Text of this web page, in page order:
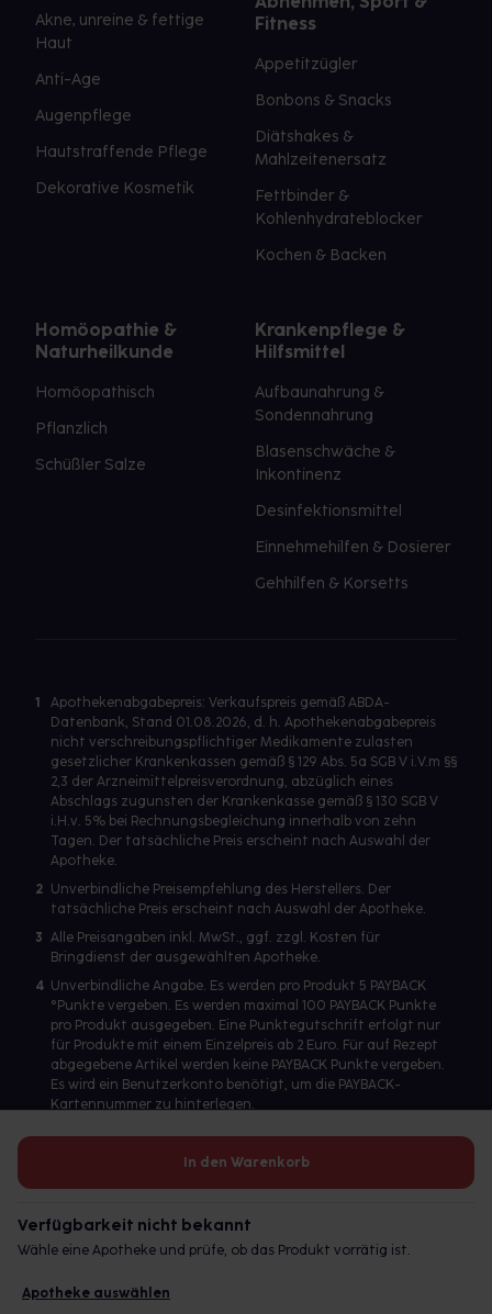
In den Warenkorb
Verfügbarkeit nicht bekannt
Wähle eine Apotheke und prüfe, ob das Produkt vorrätig ist.
Apotheke auswählen
Akne, unreine & fettige
Haut
Anti-Age
Augenpflege
Hautstraffende Pflege
Dekorative Kosmetik
Fitness
Appetitzügler
Bonbons & Snacks
Diätshakes &
Mahlzeitenersatz
Fettbinder &
Kohlenhydrateblocker
Kochen & Backen
Homöopathie &
Naturheilkunde
Homöopathisch
Pflanzlich
Schüßler Salze
Krankenpflege &
Hilfsmittel
Aufbaunahrung &
Sondennahrung
Blasenschwäche &
Inkontinenz
Desinfektionsmittel
Einnehmehilfen & Dosierer
Gehhilfen & Korsetts
1
Apothekenabgabepreis: Verkaufspreis gemäß ABDA-
Datenbank, Stand 01.08.2026, d. h. Apothekenabgabepreis
nicht verschreibungspflichtiger Medikamente zulasten
gesetzlicher Krankenkassen gemäß § 129 Abs. 5a SGB V i.V.m §§
2,3 der Arzneimittelpreisverordnung, abzüglich eines
Abschlags zugunsten der Krankenkasse gemäß § 130 SGB V
i.H.v. 5% bei Rechnungsbegleichung innerhalb von zehn
Tagen. Der tatsächliche Preis erscheint nach Auswahl der
Apotheke.
2 Unverbindliche Preisempfehlung des Herstellers. Der
tatsächliche Preis erscheint nach Auswahl der Apotheke.
3 Alle Preisangaben inkl. MwSt., ggf. zzgl. Kosten für
Bringdienst der ausgewählten Apotheke.
4 Unverbindliche Angabe. Es werden pro Produkt 5 PAYBACK
°Punkte vergeben. Es werden maximal 100 PAYBACK Punkte
pro Produkt ausgegeben. Eine Punktegutschrift erfolgt nur
für Produkte mit einem Einzelpreis ab 2 Euro. Für auf Rezept
abgegebene Artikel werden keine PAYBACK Punkte vergeben.
Es wird ein Benutzerkonto benötigt, um die PAYBACK-
Kartennummer zu hinterlegen.
Betreiber des Portals und verantwortlich: gesund.de GmbH &
© 2026 gesund.de GmbH & Co. KG